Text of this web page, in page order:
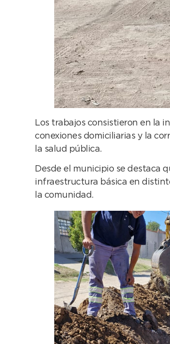
Los trabajos consistieron en la
conexiones domiciliarias y la
la salud pública.
Desde el municipio se destaca
infraestructura básica en
la comunidad.